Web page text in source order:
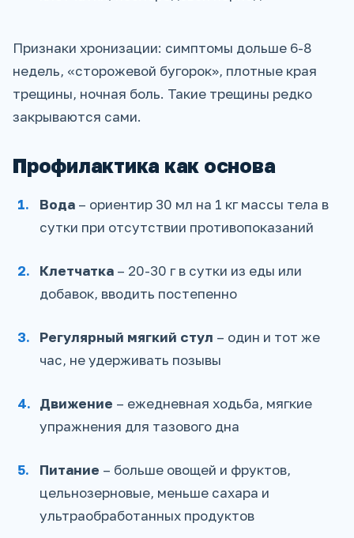
Признаки хронизации: симптомы дольше 6-8
недель, «сторожевой бугорок», плотные края
трещины, ночная боль. Такие трещины редко
закрываются сами.
Профилактика как основа
Вода – ориентир 30 мл на 1 кг массы тела в
сутки при отсутствии противопоказаний
Клетчатка – 20-30 г в сутки из еды или
добавок, вводить постепенно
Регулярный мягкий стул – один и тот же
час, не удерживать позывы
Движение – ежедневная ходьба, мягкие
упражнения для тазового дна
Питание – больше овощей и фруктов,
цельнозерновые, меньше сахара и
ультраобработанных продуктов